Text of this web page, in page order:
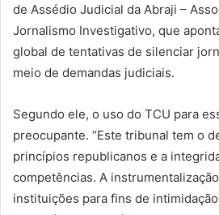
de Assédio Judicial da Abraji –
Jornalismo Investigativo, que
global de tentativas de silenciar
meio de demandas judiciais.
Segundo ele, o uso do TCU para
preocupante. “Este tribunal tem o
princípios republicanos e a
competências. A
instituições para fins de